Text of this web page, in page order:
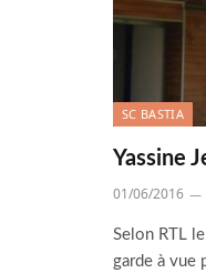
SC BASTIA
Yassine
01/06/2016
Selon RTL
garde à vue